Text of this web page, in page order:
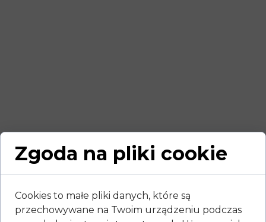
Zgoda na pliki cookie
Cookies to małe pliki danych, które są
przechowywane na Twoim urządzeniu podczas